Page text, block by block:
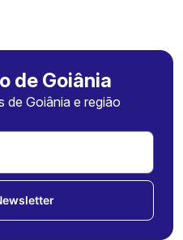
de Goiânia
de Goiânia e região